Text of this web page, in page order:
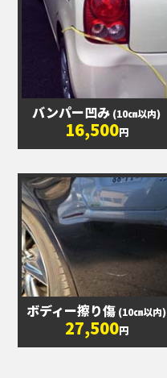
バンパー凹み (10㎝以内)
16,500円
ボディー擦り傷 (10㎝以内)
27,500円